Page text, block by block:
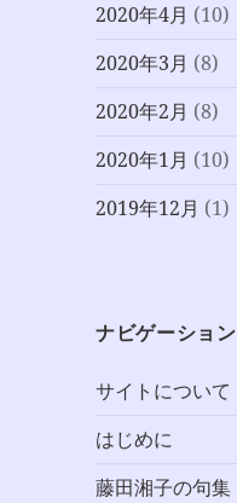
2020年4月 (10)
2020年3月 (8)
2020年2月 (8)
2020年1月 (10)
2019年12月 (1)
ナビゲーション
サイトについて
はじめに
藤田湘子の句集